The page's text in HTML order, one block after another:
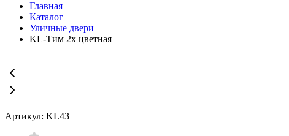
Главная
Каталог
Уличные двери
KL-Тим 2х цветная
Артикул: KL43